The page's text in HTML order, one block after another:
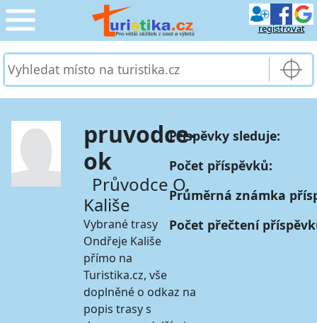
registrovat
CESTOVÁNÍ
SLUŽBY & DOPRAVA ›
PRO TURISTY ›
MOJE TURISTIKA
pruvodce-
ok
Průvodce O.
Kališe
Vybrané trasy
Ondřeje Kališe
přímo na
Turistika.cz, vše
doplněné o odkaz na
popis trasy s
Příspěvky sleduje:
Počet příspěvků:
Průměrná známka
Počet přečtení